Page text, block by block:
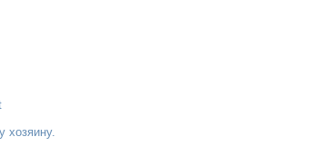
хозяину.